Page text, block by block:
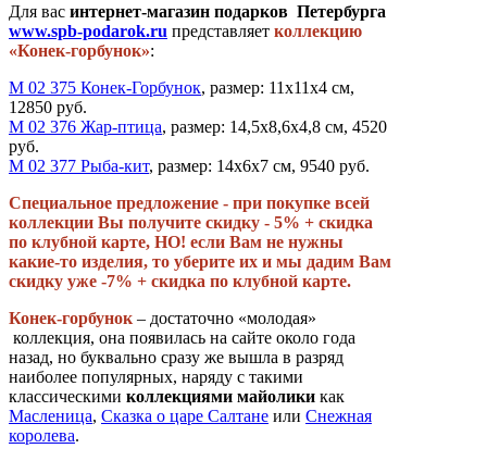
Для вас интернет-магазин подарков Петербурга
www.spb-podarok.ru представляет коллекцию
«Конек-горбунок»:
М 02 375 Конек-Горбунок, размер: 11х11х4 см,
12850 руб.
М 02 376 Жар-птица, размер: 14,5х8,6х4,8 см, 4520
руб.
М 02 377 Рыба-кит, размер: 14х6х7 см, 9540 руб.
Специальное предложение - при покупке всей
коллекции Вы получите скидку - 5% + скидка
по клубной карте, НО! если Вам не нужны
какие-то изделия, то уберите их и мы дадим Вам
скидку уже -7% + скидка по клубной карте.
Конек-горбунок – достаточно «молодая»
коллекция, она появилась на сайте около года
назад, но буквально сразу же вышла в разряд
наиболее популярных, наряду с такими
классическими коллекциями майолики как
Масленица, Сказка о царе Салтане или Снежная
королева.